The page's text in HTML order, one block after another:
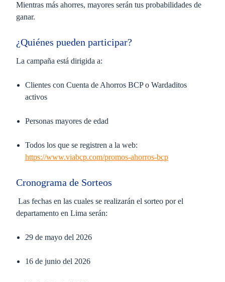
Mientras más ahorres, mayores serán tus probabilidades de
ganar.
¿Quiénes pueden participar?
La campaña está dirigida a:
Clientes con Cuenta de Ahorros BCP o Wardaditos
activos
Personas mayores de edad
Todos los que se registren a la web:
https://www.viabcp.com/promos-ahorros-bcp
Cronograma de Sorteos
Las fechas en las cuales se realizarán el sorteo por el
departamento en Lima serán:
29 de mayo del 2026
16 de junio del 2026